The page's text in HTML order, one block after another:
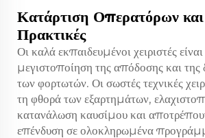
Κατάρτιση Οπερατόρων
Πρακτικές
Οι καλά εκπαιδευμένοι χειριστές
μεγιστοποίηση της απόδοσης και της
των φορτωτών. Οι σωστές τεχνικές
τη φθορά των εξαρτημάτων,
κατανάλωση καυσίμου και
επένδυση σε ολοκληρωμένα